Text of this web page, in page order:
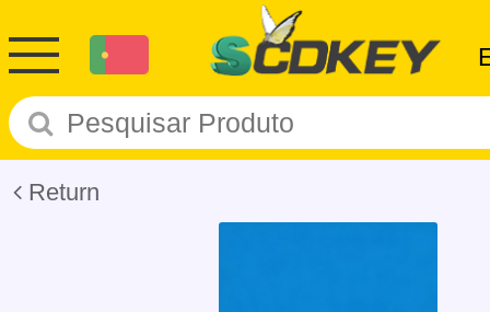
Return